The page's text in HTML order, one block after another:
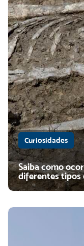
Curiosidades
Saiba como
diferentes tipos